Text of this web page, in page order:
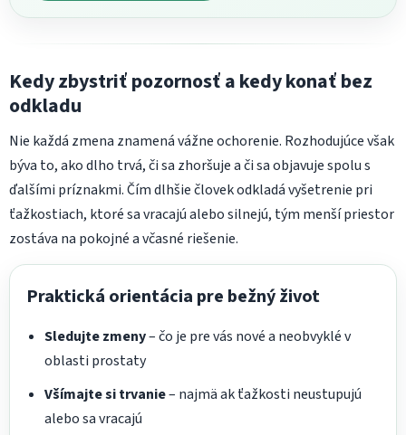
Kedy zbystriť pozornosť a kedy konať bez
odkladu
Nie každá zmena znamená vážne ochorenie. Rozhodujúce však
býva to, ako dlho trvá, či sa zhoršuje a či sa objavuje spolu s
ďalšími príznakmi. Čím dlhšie človek odkladá vyšetrenie pri
ťažkostiach, ktoré sa vracajú alebo silnejú, tým menší priestor
zostáva na pokojné a včasné riešenie.
Praktická orientácia pre bežný život
Sledujte zmeny– čo je pre vás nové a neobvyklé v
oblasti prostaty
Všímajte si trvanie– najmä ak ťažkosti neustupujú
alebo sa vracajú